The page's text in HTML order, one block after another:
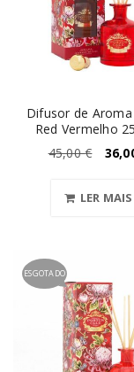
Difusor de
Red Vermelho
45,00€
LER MAIS
ESGOTADO